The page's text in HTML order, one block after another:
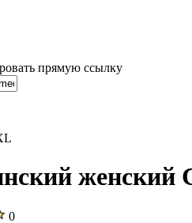
прямую ссылку
женский
0